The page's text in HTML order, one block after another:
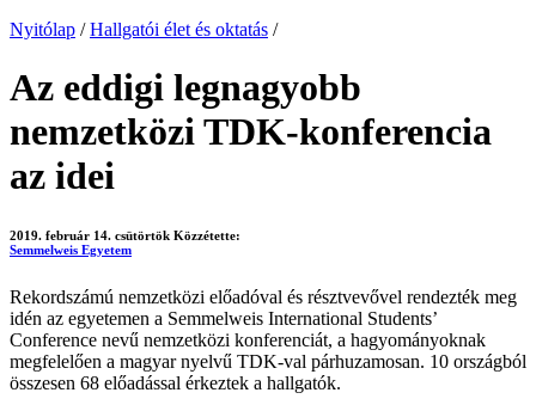
Nyitólap / Hallgatói élet és oktatás /
Az eddigi legnagyobb
nemzetközi TDK-konferencia
az idei
2019. február 14. csütörtök Közzétette:
Semmelweis Egyetem
Rekordszámú nemzetközi előadóval és résztvevővel rendezték meg
idén az egyetemen a Semmelweis International Students’
Conference nevű nemzetközi konferenciát, a hagyományoknak
megfelelően a magyar nyelvű TDK-val párhuzamosan. 10 országból
összesen 68 előadással érkeztek a hallgatók.